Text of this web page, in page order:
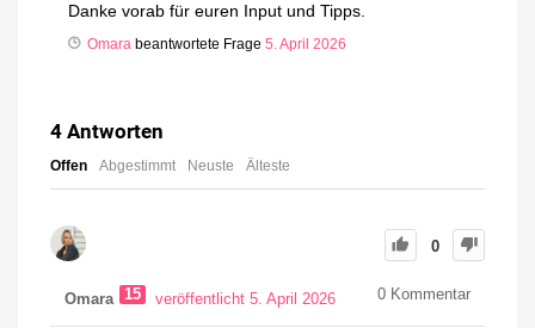
Danke vorab für euren Input und Tipps.
Omara beantwortete Frage 5. April 2026
4 Antworten
Offen Abgestimmt Neuste Älteste
0
Omara 15 veröffentlicht 5. April 2026 0 Kommentar